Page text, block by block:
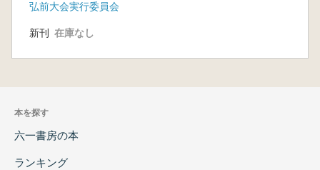
ト
弘前大会実行委員会
新刊 在庫なし
本を探す
六一書房の本
ランキング